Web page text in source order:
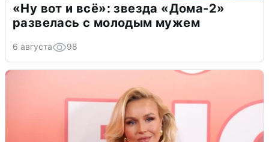
«Ну вот и всё»: звезда «Дома-2»
развелась с молодым мужем
6 августа 98